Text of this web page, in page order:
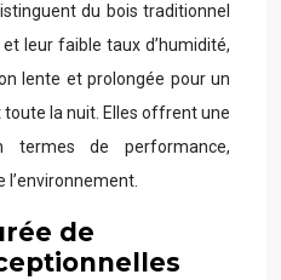
du bois traditionnel
leur faible taux d’humidité,
lente et prolongée pour un
la nuit. Elles offrent une
termes de performance,
l’environnement.
de